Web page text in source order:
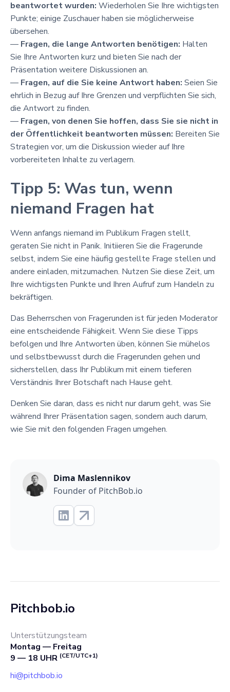
beantwortet wurden: Wiederholen Sie Ihre wichtigsten
Punkte; einige Zuschauer haben sie möglicherweise
übersehen.
— Fragen, die lange Antworten benötigen: Halten
Sie Ihre Antworten kurz und bieten Sie nach der
Präsentation weitere Diskussionen an.
— Fragen, auf die Sie keine Antwort haben: Seien Sie
ehrlich in Bezug auf Ihre Grenzen und verpflichten Sie sich,
die Antwort zu finden.
— Fragen, von denen Sie hoffen, dass Sie sie nicht in
der Öffentlichkeit beantworten müssen: Bereiten Sie
Strategien vor, um die Diskussion wieder auf Ihre
vorbereiteten Inhalte zu verlagern.
Tipp 5: Was tun, wenn
niemand Fragen hat
Wenn anfangs niemand im Publikum Fragen stellt,
geraten Sie nicht in Panik. Initiieren Sie die Fragerunde
selbst, indem Sie eine häufig gestellte Frage stellen und
andere einladen, mitzumachen. Nutzen Sie diese Zeit, um
Ihre wichtigsten Punkte und Ihren Aufruf zum Handeln zu
bekräftigen.
Das Beherrschen von Fragerunden ist für jeden Moderator
eine entscheidende Fähigkeit. Wenn Sie diese Tipps
befolgen und Ihre Antworten üben, können Sie mühelos
und selbstbewusst durch die Fragerunden gehen und
sicherstellen, dass Ihr Publikum mit einem tieferen
Verständnis Ihrer Botschaft nach Hause geht.
Denken Sie daran, dass es nicht nur darum geht, was Sie
während Ihrer Präsentation sagen, sondern auch darum,
wie Sie mit den folgenden Fragen umgehen.
Dima Maslennikov
Founder of PitchBob.io
Pitchbob.io
Unterstützungsteam
Montag — Freitag
9 — 18 UHR (CET/UTC+1)
hi@pitchbob.io